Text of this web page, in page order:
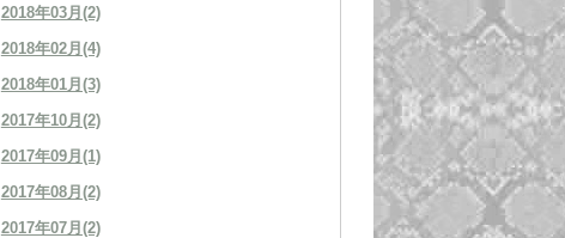
2018年03月(2)
2018年02月(4)
2018年01月(3)
2017年10月(2)
2017年09月(1)
2017年08月(2)
2017年07月(2)